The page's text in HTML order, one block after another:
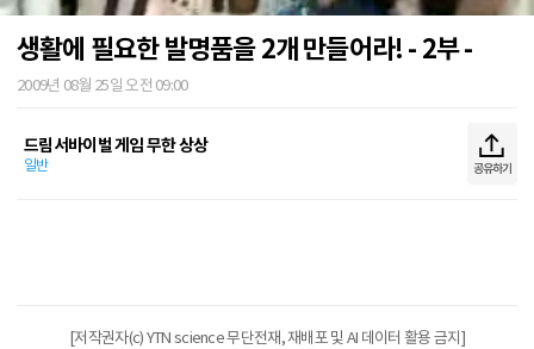
생활에 필요한 발명품을 2개 만들어라! - 2부 -
2009년 08월 25일 오전 09:00
드림서바이벌 게임 무한 상상
일반 공유하기
[저작권자(c) YTN science 무단전재, 재배포 및 AI 데이터 활용 금지]